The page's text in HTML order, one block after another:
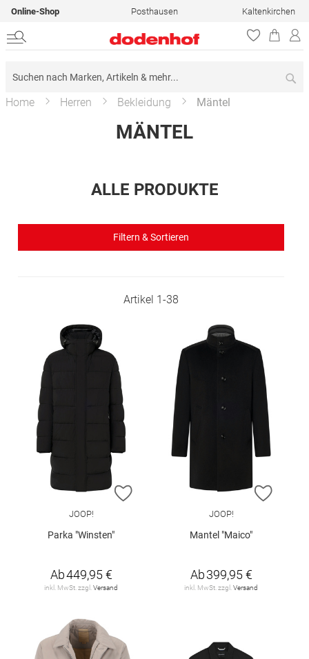
Online-Shop Posthausen Kaltenkirchen
Home Herren Bekleidung Mäntel
MÄNTEL
ALLE PRODUKTE
Filtern & Sortieren
Artikel 1-38
ZUR WUNSCHLISTE HINZUFÜGEN
JOOP!
Parka "Winsten"
Ab449,95 €
inkl. MwSt. zzgl. Versand
ZUR
JOOP!
Mantel "Maico"
Ab399,95 €
inkl. MwSt. zzgl. Versand